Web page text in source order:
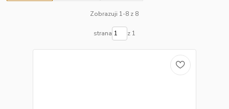
Zobrazuji 1-8 z 8
strana z 1